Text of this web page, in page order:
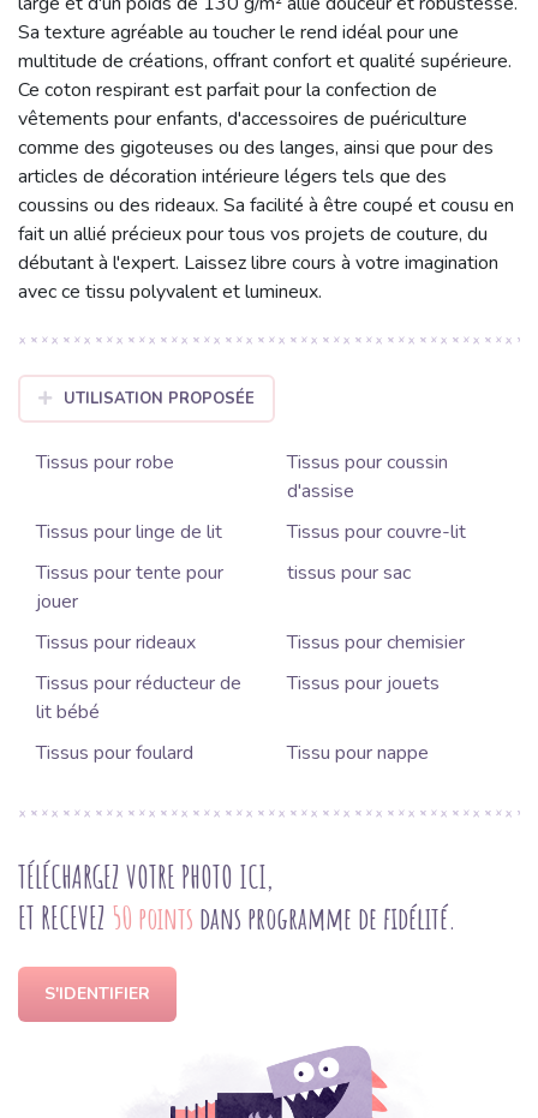
Sa texture agréable au toucher le rend idéal pour une
multitude de créations, offrant confort et qualité supérieure.
Ce coton respirant est parfait pour la confection de
vêtements pour enfants, d'accessoires de puériculture
comme des gigoteuses ou des langes, ainsi que pour des
articles de décoration intérieure légers tels que des
coussins ou des rideaux. Sa facilité à être coupé et cousu en
fait un allié précieux pour tous vos projets de couture, du
débutant à l'expert. Laissez libre cours à votre imagination
avec ce tissu polyvalent et lumineux.
UTILISATION PROPOSÉE
Tissus pour robe
Tissus pour coussin
d'assise
Tissus pour linge de lit
Tissus pour couvre-lit
Tissus pour tente pour
jouer
tissus pour sac
Tissus pour rideaux
Tissus pour chemisier
Tissus pour réducteur de
lit bébé
Tissus pour jouets
Tissus pour foulard Tissu pour nappe
TÉLÉCHARGEZ VOTRE PHOTO ICI,
ET RECEVEZ 50 points dans programme de fidélité.
S'IDENTIFIER